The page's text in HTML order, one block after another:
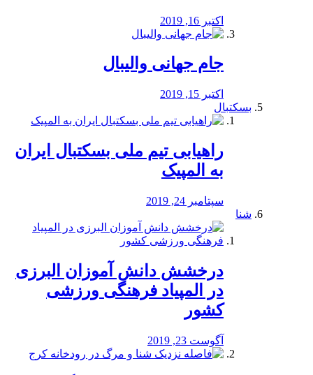
اکتبر 16, 2019
جام جهانی والیبال
اکتبر 15, 2019
بسکتبال
راهیابی تیم ملی بسکتبال ایران
به المپیک
سپتامبر 24, 2019
شنا
درخشش دانش آموزان البرزی
در المپیاد فرهنگی ورزشی
کشور
آگوست 23, 2019